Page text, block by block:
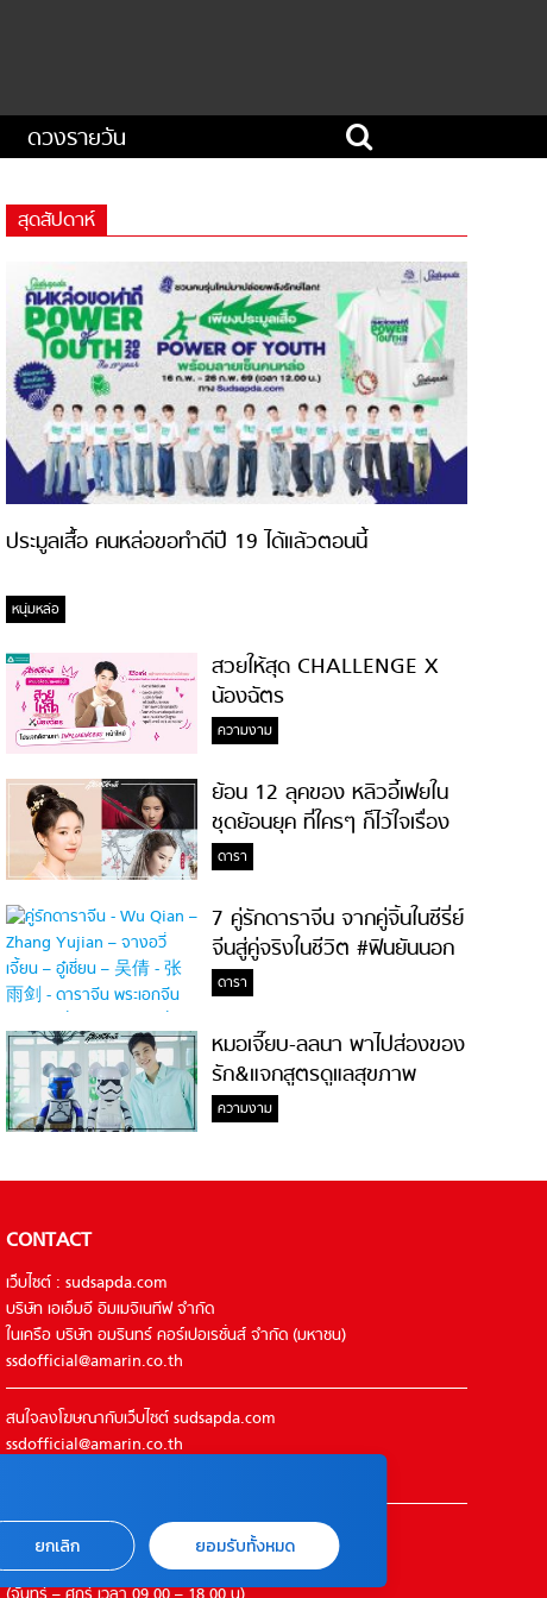
ดวงรายวัน
สุดสัปดาห์
ประมูลเสื้อ คนหล่อขอทำดีปี 19 ได้แล้วตอนนี้
หนุ่มหล่อ
สวยให้สุด CHALLENGE X
น้องฉัตร
ความงาม
ย้อน 12 ลุคของ หลิวอี้เฟยใน
ชุดย้อนยุค ที่ใครๆ ก็ไว้ใจเรื่อง
ความสวย!
ดารา
7 คู่รักดาราจีน จากคู่จิ้นในซีรี่ย์
จีนสู่คู่จริงในชีวิต #ฟินยันนอก
จอ
ดารา
หมอเจี๊ยบ-ลลนา พาไปส่องของ
รัก&แจกสูตรดูแลสุขภาพ
#ล้างจมูกไม่ยากจะสอนให้
ความงาม
CONTACT
เว็บไซต์ : sudsapda.com
บริษัท เอเอ็มอี อิมเมจิเนทีฟ จำกัด
ในเครือ บริษัท อมรินทร์ คอร์เปอเรชั่นส์ จำกัด (มหาชน)
ssdofficial@amarin.co.th
สนใจลงโฆษณากับเว็บไซต์ sudsapda.com
ssdofficial@amarin.co.th
ติดต่อแจ้งปัญหาหรือร้องเรียน
02-422-9999 ต่อ 4180
ยกเลิก ยอมรับทั้งหมด